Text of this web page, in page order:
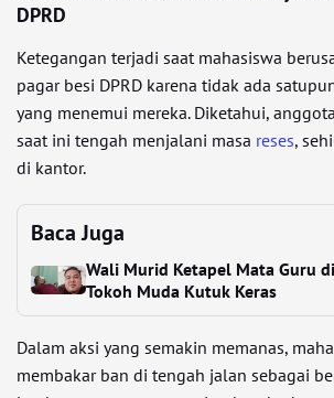
DPRD
Ketegangan terjadi saat mahasiswa
pagar besi DPRD karena tidak ada
yang menemui mereka. Diketahui,
saat ini tengah menjalani masa reses,
di kantor.
Baca Juga
Wali Murid Ketapel Mata Guru
Tokoh Muda Kutuk Keras
Dalam aksi yang semakin memanas,
membakar ban di tengah jalan sebagai